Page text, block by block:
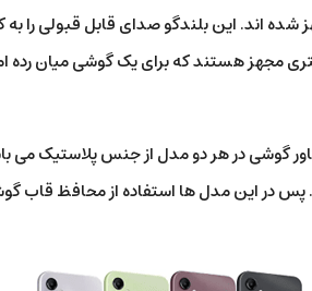
اند. این بلندگو صدای قابل قبولی را به
دو مدل این گوشی ها به جک 3.5 میلی متری مجهز هستند که برای یک گوشی
گوشی در هر دو مدل از جنس پلاستیک می
در این مدل ها استفاده از محافظ قاب